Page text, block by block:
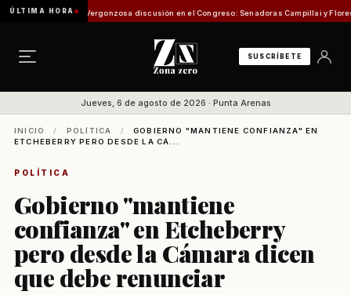
ÚLTIMA HORA
de Pesca Vergonzosa discusión en el Congreso: Senadoras Campillai y Flores se
SUSCRÍBETE
Jueves, 6 de agosto de 2026 · Punta Arenas
INICIO / POLÍTICA /
GOBIERNO "MANTIENE CONFIANZA" EN
ETCHEBERRY PERO DESDE LA CÁ...
POLÍTICA
Gobierno "mantiene
confianza" en Etcheberry
pero desde la Cámara dicen
que debe renunciar